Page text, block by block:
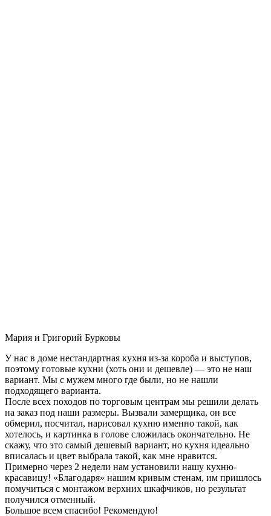
Мария и Григорий Бурковы
У нас в доме нестандартная кухня из-за короба и выступов,
поэтому готовые кухни (хоть они и дешевле) — это не наш
вариант. Мы с мужем много где были, но не нашли
подходящего варианта.
После всех походов по торговым центрам мы решили делать
на заказ под наши размеры. Вызвали замерщика, он все
обмерил, посчитал, нарисовал кухню именно такой, как
хотелось, и картинка в голове сложилась окончательно. Не
скажу, что это самый дешевый вариант, но кухня идеально
вписалась и цвет выбрала такой, как мне нравится.
Примерно через 2 недели нам установили нашу кухню-
красавицу! «Благодаря» нашим кривым стенам, им пришлось
помучиться с монтажом верхних шкафчиков, но результат
получился отменный.
Большое всем спасибо! Рекомендую!